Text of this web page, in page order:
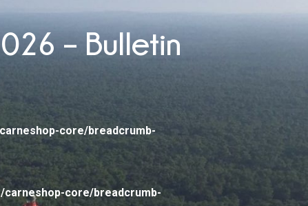
– Bulletin
core/breadcrumb-
core/breadcrumb-